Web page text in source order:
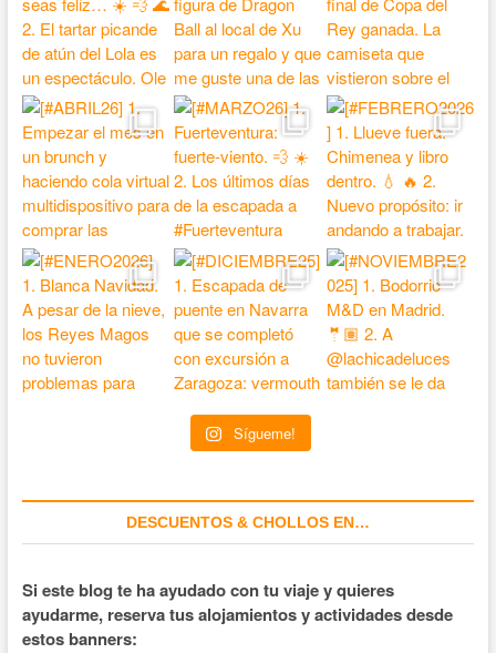
Sígueme!
DESCUENTOS & CHOLLOS EN…
Si este blog te ha ayudado con tu viaje y quieres
ayudarme, reserva tus alojamientos y actividades desde
estos banners: